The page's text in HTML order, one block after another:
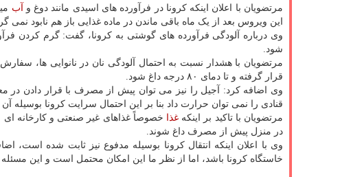
مرتضویان با اعلان اینکه کرونا در فرآورده های اسیدی مانند دوغ و
آب
این ویروس بعد از یک ماه باقی ماندن در ماده غذایی باز هم نابود نمی
وی درباره آلودگی فرآورده های گوشتی به کرونا، گفت: گرم کردن
شود.
مرتضویان با هشدار نسبت به احتمال آلودگی نان در نانوایی ها،
قرار گرفته و تا دمای ۸۰ درجه داغ شود.
وی اضافه کرد: آجیل را نیز می توان پیش از مصرف با قرار دادن در
قنادی را نمی توان حرارت داد بنا بر این احتمال سرایت کرونا بوسیله آن
مرتضویان با تاکید بر اینکه غذا خصوصاً غذاهای غیر صنعتی و کارخانه
در منزل پیش از مصرف داغ شوند.
وی با اعلان اینکه انتقال کرونا بوسیله مدفوع نیز ثابت شده
خاستگاه کرونا باشد، اما از نظر ما این امکان محتمل است و این